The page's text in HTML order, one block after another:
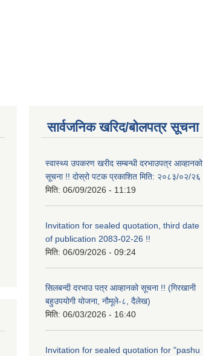
सार्वजनिक खरिद/बोलपत्र सूचना
स्वास्थ्य उपकरण खरीद सम्बन्धी दरभाउपत्र आव्हानको
सूचना !! दोस्रो पटक प्रकाशित मिति: २०८३/०२/२६
मिति: 06/09/2026 - 11:19
Invitation for sealed quotation, third date
of publication 2083-02-26 !!
मिति: 06/09/2026 - 09:24
सिलबन्दी दरभाउ पत्र आव्हानको सूचना !! (गिरखानी
बहुउपयोगी योजना, नौमूले-८, दैलेख)
मिति: 06/03/2026 - 16:40
Invitation for sealed quotation for "pashu